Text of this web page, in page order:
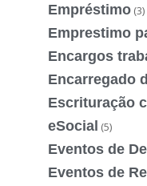
Empréstimo (3)
Emprestimo
Encargos
Encarregado
Escrituração
eSocial (5)
Eventos de
Eventos de